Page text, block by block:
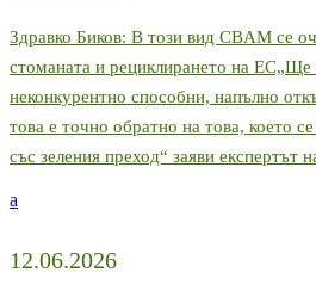
Здравко Биков: В този вид CBAM се
стоманата и рециклирането на ЕС„Ще
неконкурентно способни, напълно
това е точно обратно на това, което
със зеления преход“ заяви експертът
a
12.06.2026